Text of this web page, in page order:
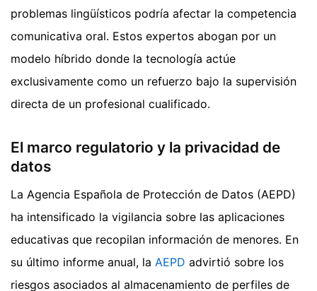
problemas lingüísticos podría afectar la competencia
comunicativa oral. Estos expertos abogan por un
modelo híbrido donde la tecnología actúe
exclusivamente como un refuerzo bajo la supervisión
directa de un profesional cualificado.
El marco regulatorio y la privacidad de
datos
La Agencia Española de Protección de Datos (AEPD)
ha intensificado la vigilancia sobre las aplicaciones
educativas que recopilan información de menores. En
su último informe anual, la AEPD advirtió sobre los
riesgos asociados al almacenamiento de perfiles de